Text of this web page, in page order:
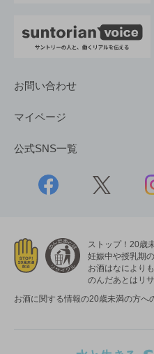
お問い合わせ
マイページ
公式SNS一覧
ストップ！20歳
妊娠中や授乳期
お酒はなにより
のんだあとはリサ
お酒に関する情報の20歳未満の方へ